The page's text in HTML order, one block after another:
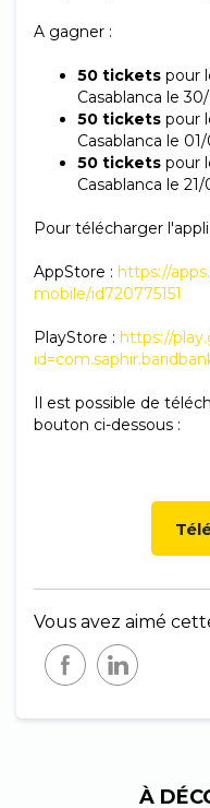
A gagner :
50 tickets pour
Casablanca le 30/
50 tickets pour
Casablanca le
50 tickets pour
Casablanca le 21/
Pour télécharger
AppStore : https://
mobile/id720775151
PlayStore : https://
Il est possible de
bouton ci-dessous :
Vous avez aimé
À